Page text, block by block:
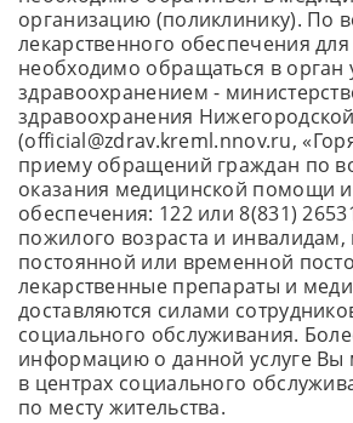
организацию (поликлинику). По
лекарственного обеспечения
необходимо обращаться в орган
здравоохранением -
здравоохранения
(official@zdrav.kreml.nnov.ru,
приему обращений граждан по
оказания медицинской помощи и
обеспечения: 122 или 8(831)
пожилого возраста и
постоянной или временной
лекарственные препараты и
доставляются силами
социального обслуживания.
информацию о данной услуге Вы
в центрах социального
по месту жительства.